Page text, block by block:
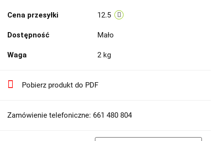
Cena przesyłki 12.5
Dostępność Mało
Waga 2 kg
Pobierz produkt do PDF
Zamówienie telefoniczne: 661 480 804